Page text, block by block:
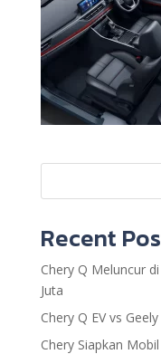
Recent
Chery Q Meluncur
Juta
Chery Q EV vs
Chery Siapkan